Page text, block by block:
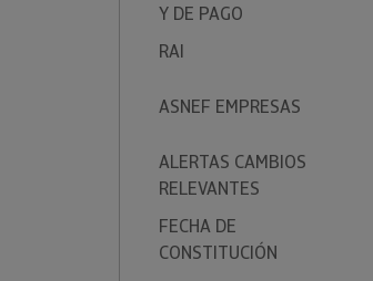
Y DE PAGO
RAI
ASNEF EMPRESAS
ALERTAS CAMBIOS
RELEVANTES
FECHA DE
CONSTITUCIÓN